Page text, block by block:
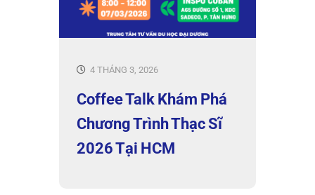
4 THÁNG 3, 2026
Coffee Talk Khám Phá
Chương Trình Thạc Sĩ
2026 Tại HCM